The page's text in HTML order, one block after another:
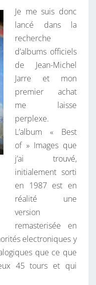
Je me suis donc
lancé dans la
recherche
d’albums officiels
de Jean-Michel
Jarre et mon
premier achat
me laisse
perplexe.
L’album « Best
of » Images que
j’ai trouvé,
initialement sorti
en 1987 est en
réalité une
version
remasterisée en
electroniques y
que ce que
45 tours et qui